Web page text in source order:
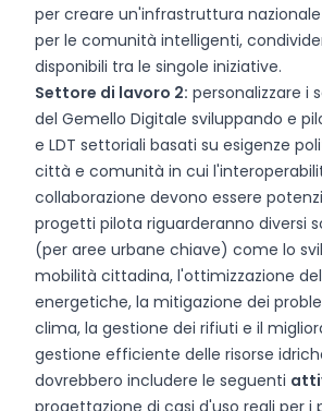
per creare un'infrastruttura
per le comunità intelligenti,
disponibili tra le singole iniziative.
Settore di lavoro 2: personalizzare i
del Gemello Digitale sviluppando e
e LDT settoriali basati su esigenze
città e comunità in cui
collaborazione devono essere
progetti pilota riguarderanno diversi
(per aree urbane chiave) come lo
mobilità cittadina, l'ottimizzazione
energetiche, la mitigazione dei
clima, la gestione dei rifiuti e il
gestione efficiente delle risorse
dovrebbero includere le seguenti
progettazione di casi d'uso reali per i